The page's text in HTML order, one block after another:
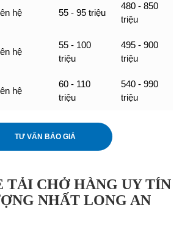
hệ 55 - 95 triệu
480 - 850
triệu
hệ
55 - 100
triệu
495 - 900
triệu
hệ
60 - 110
triệu
540 - 990
triệu
TƯ VẤN BÁO GIÁ
TẢI CHỞ HÀNG UY TÍN
NHẤT LONG AN